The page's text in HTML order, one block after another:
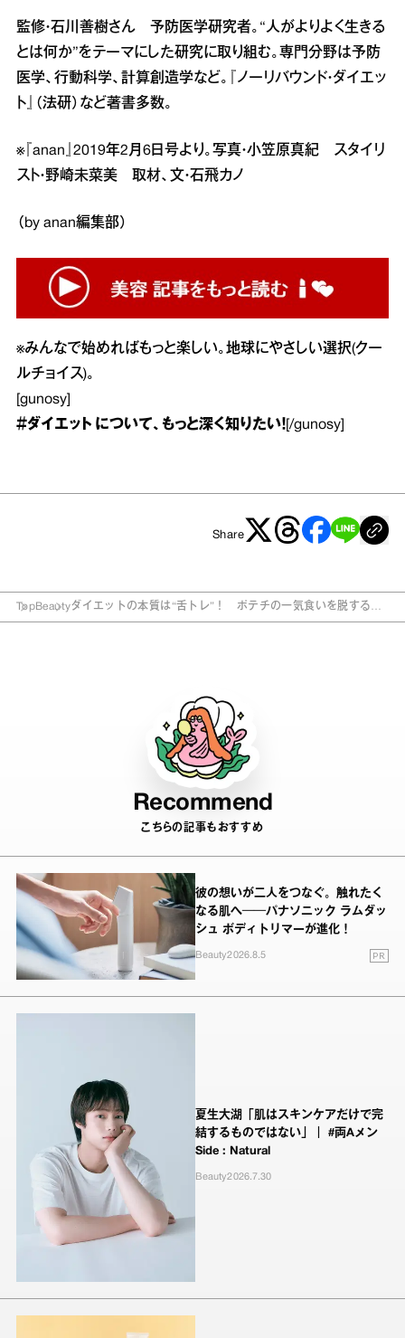
監修・石川善樹さん 予防医学研究者。“人がよりよく生きる
とは何か”をテーマにした研究に取り組む。専門分野は予防
医学、行動科学、計算創造学など。『ノーリバウンド・ダイエッ
ト』（法研）など著書多数。
※『anan』2019年2月6日号より。写真・小笠原真紀 スタイリ
スト・野崎未菜美 取材、文・石飛カノ
（by anan編集部）
※みんなで始めればもっと楽しい。地球にやさしい選択(クー
ルチョイス)。
[gunosy]
＃ダイエット について、もっと深く知りたい！ [/gunosy]
Share
TopBeautyダイエットの本質は“舌トレ”！ ポテチの一気食いを脱するに
Recommend
こちらの記事もおすすめ
彼の想いが二人をつなぐ。触れたく
なる肌へ──パナソニック ラムダッ
シュ ボディトリマーが進化！
Beauty2026.8.5 PR
夏生大湖「肌はスキンケアだけで完
結するものではない」｜ #両Aメン
Side : Natural
Beauty2026.7.30